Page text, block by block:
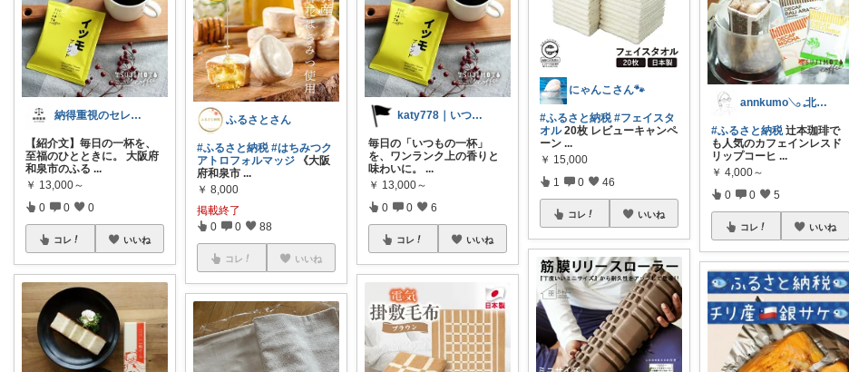
納得重視のセレクトROOM
【紹介文】毎日の一杯を、
至福のひとときに。 大阪府
和泉市のふる ...
￥ 13,000～
0 0 0
コレ いいね
ふるさとさん
#ふるさと納税 #はちみつク
アトロフォルマッジ 《大阪
府和泉市 ...
￥ 8,000
掲載終了
0 0 88
コレ いいね
katy778｜いつも有難うございます✨
毎日の「いつもの一杯」
を、ワンランク上の香りと
味わいに。...
￥ 13,000～
0 0 6
コレ いいね
にゃんこさん🐾
#ふるさと納税 #フェイスタ
オル20枚 レビューキャンペ
ーン ...
￥ 15,000
1 0 46
コレ いいね
annkumo𓂅 𓈒北欧ゆるミニマル
#ふるさと納税辻本珈琲で
も人気のカフェインレスド
リップコーヒ ...
￥ 4,000～
0 0 5
コレ いいね